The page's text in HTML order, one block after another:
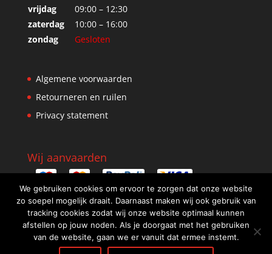
vrijdag
09:00 – 12:30
zaterdag
10:00 – 16:00
zondag
Gesloten
Algemene voorwaarden
Retourneren en ruilen
Privacy statement
Wij aanvaarden
We gebruiken cookies om ervoor te zorgen dat onze website
zo soepel mogelijk draait. Daarnaast maken wij ook gebruik van
tracking cookies zodat wij onze website optimaal kunnen
afstellen op jouw noden. Als je doorgaat met het gebruiken
van de website, gaan we er vanuit dat ermee instemt.